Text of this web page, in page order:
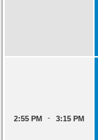
2:55 PM - 3:15 PM